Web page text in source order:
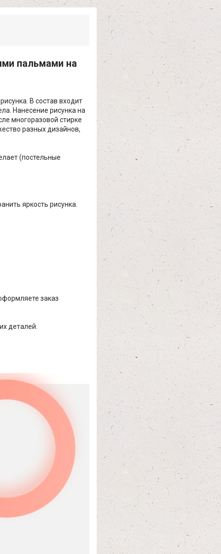
пальмами на
В состав входит
Нанесение рисунка на
многоразовой стирке
разных дизайнов,
(постельные
яркость рисунка.
заказ
деталей.